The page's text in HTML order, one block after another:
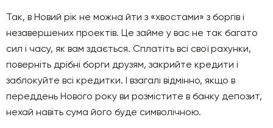
Так, в Новий рік не можна йти з «хвостами» з боргів і
незавершених проектів. Це займе у вас не так багато
сил і часу, як вам здається. Сплатіть всі свої рахунки,
поверніть дрібні борги друзям, закрийте кредити і
заблокуйте всі кредитки. І взагалі відмінно, якщо в
переддень Нового року ви розмістите в банку депозит,
нехай навіть сума його буде символічною.